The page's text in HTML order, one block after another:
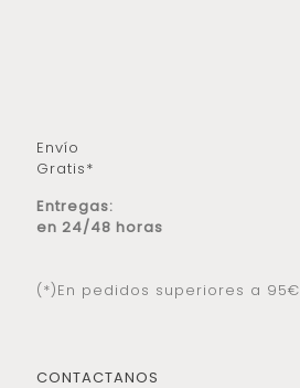
Envío
Gratis*
Entregas:
en 24/48 horas
(*)En pedidos superiores a 95€
CONTACTANOS